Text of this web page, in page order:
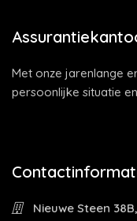
Met onze jarenlange
persoonlijke situatie
Nieuwe Steen